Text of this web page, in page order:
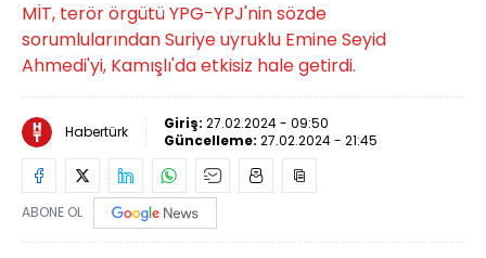
MİT, terör örgütü YPG-YPJ'nin sözde
sorumlularından Suriye uyruklu Emine Seyid
Ahmedi'yi, Kamışlı'da etkisiz hale getirdi.
Habertürk Giriş: 27.02.2024 - 09:50
Güncelleme: 27.02.2024 - 21:45
ABONE OL